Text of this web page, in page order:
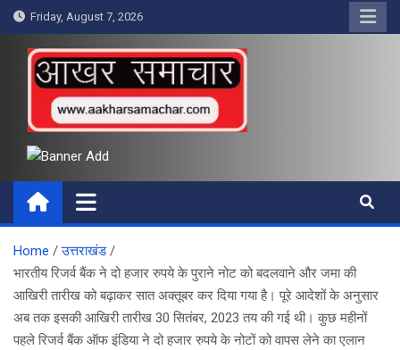
Skip
to
content
Friday, August 7, 2026
आखर समाचार
Home
उत्तराखंड
भारतीय रिजर्व बैंक ने दो हजार रुपये के पुराने नोट को बदलवाने और जमा की
आखिरी तारीख को बढ़ाकर सात अक्तूबर कर दिया गया है। पूरे आदेशों के अनुसार
अब तक इसकी आखिरी तारीख 30 सितंबर, 2023 तय की गई थी। कुछ महीनों
पहले रिजर्व बैंक ऑफ इंडिया ने दो हजार रुपये के नोटों को वापस लेने का एलान